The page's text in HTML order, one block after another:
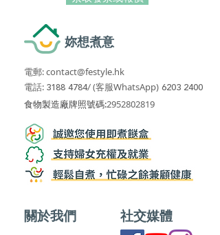
妳想煮意
電郵:contact@festyle.hk
電話: 3188 4784/(客服WhatsApp) 6203 2400
​食物製造廠牌照號碼:2952802819
關於我們 社交媒體